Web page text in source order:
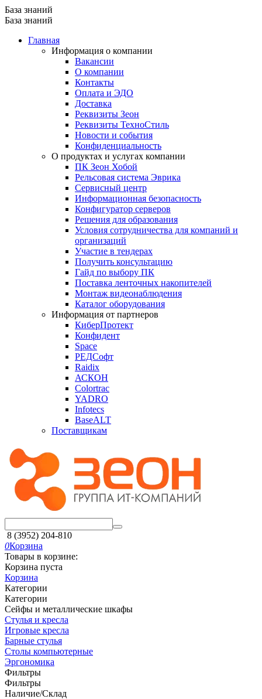
База знаний
База знаний
Главная
Информация о компании
Вакансии
О компании
Контакты
Оплата и ЭДО
Доставка
Реквизиты Зеон
Реквизиты ТехноСтиль
Новости и события
Конфиденциальность
О продуктах и услугах компании
ПК Зеон Хобой
Рельсовая система Эврика
Сервисный центр
Информационная безопасность
Конфигуратор серверов
Решения для образования
Условия сотрудничества для компаний и
организаций
Участие в тендерах
Получить консультацию
Гайд по выбору ПК
Поставка ленточных накопителей
Монтаж видеонаблюдения
Каталог оборудования
Информация от партнеров
КиберПротект
Конфидент
Space
РЕДСофт
Raidix
АСКОН
Colortrac
YADRO
Infotecs
BaseALT
Поставщикам
8 (3952) 204-810
0Корзина
Товары в корзине:
Корзина пуста
Корзина
Категории
Категории
Сейфы и металлические шкафы
Стулья и кресла
Игровые кресла
Барные стулья
Столы компьютерные
Эргономика
Фильтры
Фильтры
Наличие/Склад